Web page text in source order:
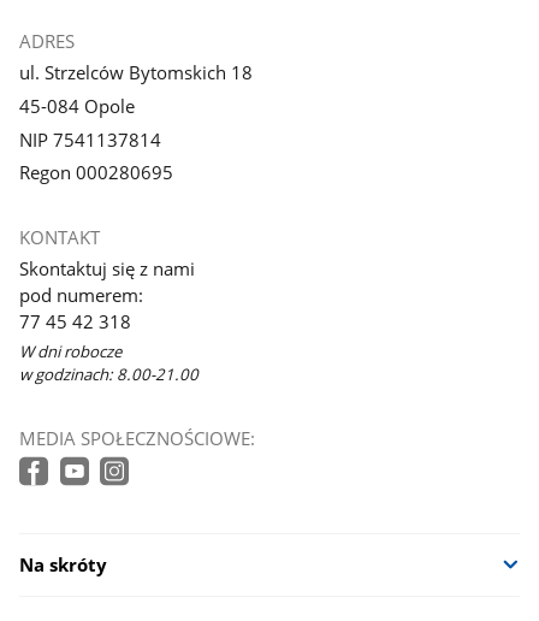
ADRES
ul. Strzelców Bytomskich 18
45-084 Opole
NIP 7541137814
Regon 000280695
KONTAKT
Skontaktuj się z nami
pod numerem:
77 45 42 318
W dni robocze
w godzinach: 8.00-21.00
MEDIA SPOŁECZNOŚCIOWE:
Na skróty